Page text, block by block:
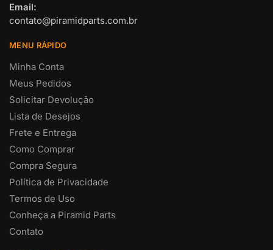
Email:
contato@piramidparts.com.br
MENU RÁPIDO
Minha Conta
Meus Pedidos
Solicitar Devolução
Lista de Desejos
Frete e Entrega
Como Comprar
Compra Segura
Política de Privacidade
Termos de Uso
Conheça a Piramid Parts
Contato